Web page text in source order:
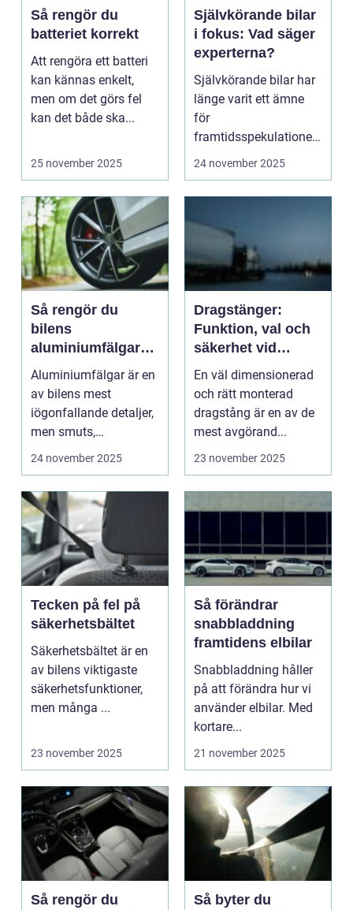
Så rengör du
batteriet korrekt
Att rengöra ett batteri
kan kännas enkelt,
men om det görs fel
kan det både ska...
25 november 2025
Självkörande bilar
i fokus: Vad säger
experterna?
Självkörande bilar har
länge varit ett ämne
för
framtidsspekulationer,
men ...
24 november 2025
Så rengör du
bilens
aluminiumfälgar
för bästa glans
Aluminiumfälgar är en
av bilens mest
iögonfallande detaljer,
men smuts,
bromsdamm och...
24 november 2025
Dragstänger:
Funktion, val och
säkerhet vid
användning av
dragstänger
En väl dimensionerad
och rätt monterad
dragstång är en av de
mest avgörand...
23 november 2025
Tecken på fel på
säkerhetsbältet
Säkerhetsbältet är en
av bilens viktigaste
säkerhetsfunktioner,
men många ...
23 november 2025
Så förändrar
snabbladdning
framtidens elbilar
Snabbladdning håller
på att förändra hur vi
använder elbilar. Med
kortare...
21 november 2025
Så rengör du
Så byter du